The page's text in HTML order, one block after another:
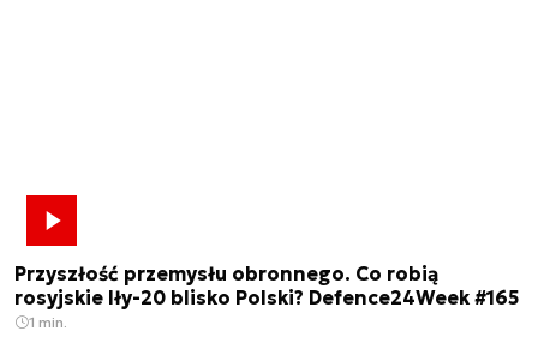
Przyszłość przemysłu obronnego. Co robią
rosyjskie Iły-20 blisko Polski? Defence24Week #165
1 min.